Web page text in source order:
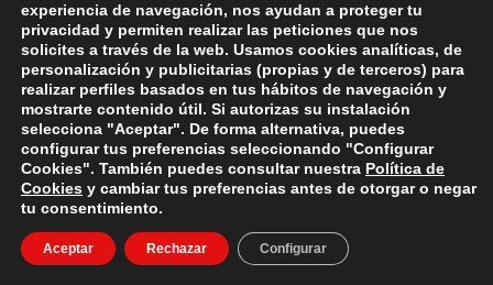
Es la mejor forma de entrenamiento
mental.Los músculos se entrenan con las
pesas. El cerebro se entrena meditando.
Pruébalo durante 2 semanas y ya verás
como te notas mucho más centrado en el
aquí y ahora, y menos estresado por
circunstancias que no puedes controlar
directamente.Notarás más fuerza de
experiencia de navegación, nos ayudan a proteger tu
privacidad y permiten realizar las peticiones que nos
solicites a través de la web. Usamos cookies analíticas, de
personalización y publicitarias (propias y de terceros) para
realizar perfiles basados en tus hábitos de navegación y
mostrarte contenido útil. Si autorizas su instalación
selecciona "Aceptar". De forma alternativa, puedes
configurar tus preferencias seleccionando "Configurar
Cookies". También puedes consultar nuestra Política de
Cookies y cambiar tus preferencias antes de otorgar o negar
tu consentimiento.
Aceptar Rechazar Configurar